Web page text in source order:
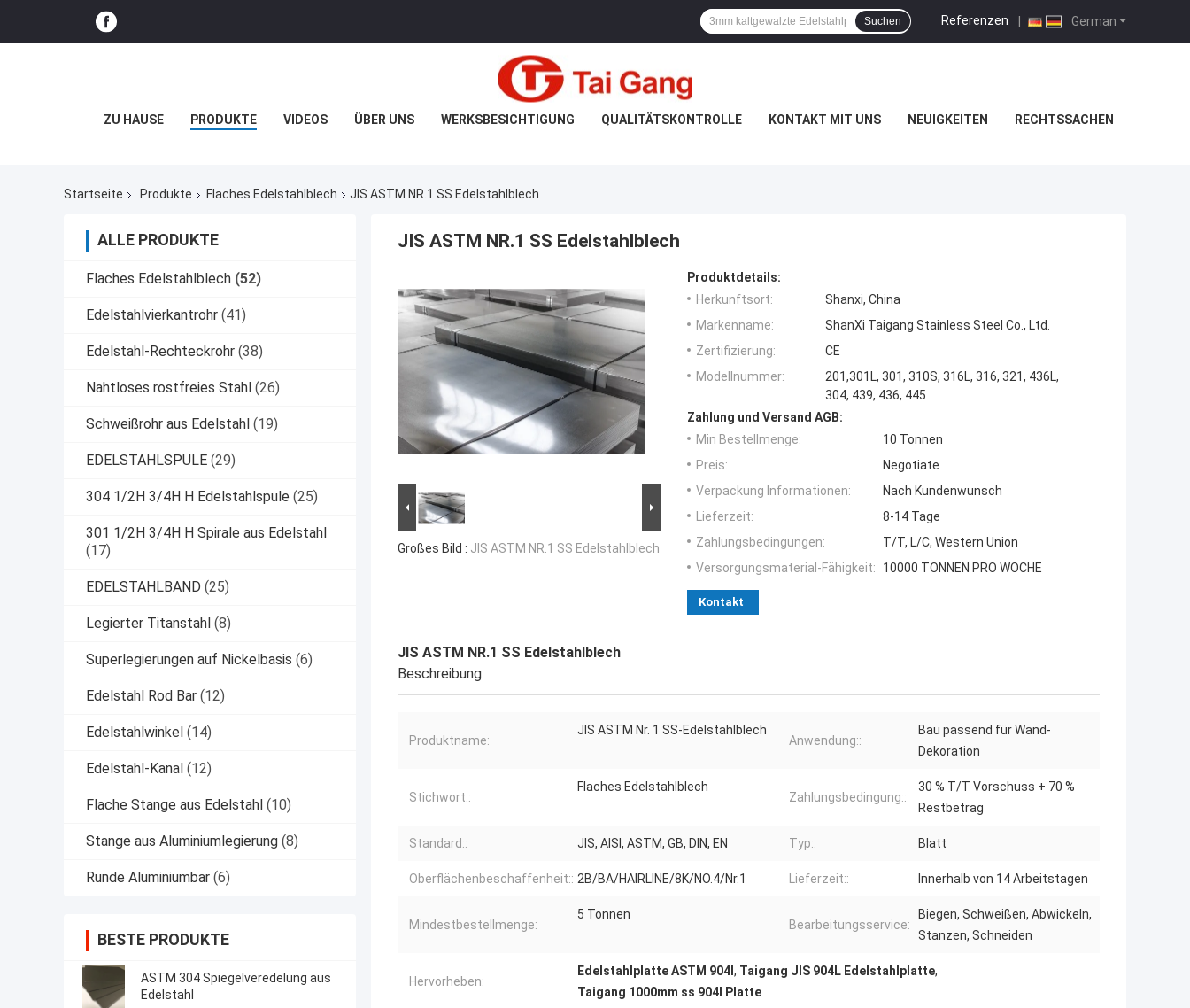
German
Referenzen |
Suchen
ZU HAUSE PRODUKTE VIDEOS ÜBER UNS WERKSBESICHTIGUNG QUALITÄTSKONTROLLE KONTAKT MIT UNS NEUIGKEITEN RECHTSSACHEN
Startseite Produkte Flaches Edelstahlblech JIS ASTM NR.1 SS Edelstahlblech
ALLE PRODUKTE
Flaches Edelstahlblech (52)
Edelstahlvierkantrohr (41)
Edelstahl-Rechteckrohr (38)
Nahtloses rostfreies Stahl (26)
Schweißrohr aus Edelstahl (19)
EDELSTAHLSPULE (29)
304 1/2H 3/4H H Edelstahlspule (25)
301 1/2H 3/4H H Spirale aus Edelstahl
(17)
EDELSTAHLBAND (25)
Legierter Titanstahl (8)
Superlegierungen auf Nickelbasis (6)
Edelstahl Rod Bar (12)
Edelstahlwinkel (14)
Edelstahl-Kanal (12)
Flache Stange aus Edelstahl (10)
Stange aus Aluminiumlegierung (8)
Runde Aluminiumbar (6)
BESTE PRODUKTE
ASTM 304 Spiegelveredelung aus
Edelstahl
JIS ASTM NR.1 SS Edelstahlblech
Großes Bild : JIS ASTM NR.1 SS Edelstahlblech
Produktdetails:
Herkunftsort:
Shanxi, China
Markenname:
ShanXi Taigang Stainless Steel Co., Ltd.
Zertifizierung:
CE
Modellnummer:
201,301L, 301, 310S, 316L, 316, 321, 436L,
304, 439, 436, 445
Zahlung und Versand AGB:
Min Bestellmenge:
10 Tonnen
Preis:
Negotiate
Verpackung Informationen:
Nach Kundenwunsch
Lieferzeit:
8-14 Tage
Zahlungsbedingungen:
T/T, L/C, Western Union
Versorgungsmaterial-Fähigkeit:
10000 TONNEN PRO WOCHE
Kontakt
JIS ASTM NR.1 SS Edelstahlblech
Beschreibung
Produktname:
JIS ASTM Nr. 1 SS-Edelstahlblech
Anwendung::
Bau passend für Wand-
Dekoration
Stichwort::
Flaches Edelstahlblech
Zahlungsbedingung::
30 % T/T Vorschuss + 70 %
Restbetrag
Standard:: JIS, AISI, ASTM, GB, DIN, EN Typ:: Blatt
Oberflächenbeschaffenheit:: 2B/BA/HAIRLINE/8K/NO.4/Nr.1 Lieferzeit:: Innerhalb von 14 Arbeitstagen
Mindestbestellmenge:
5 Tonnen
Bearbeitungsservice:
Biegen, Schweißen, Abwickeln,
Stanzen, Schneiden
Hervorheben:
Edelstahlplatte ASTM 904l , Taigang JIS 904L Edelstahlplatte,
Taigang 1000mm ss 904l Platte